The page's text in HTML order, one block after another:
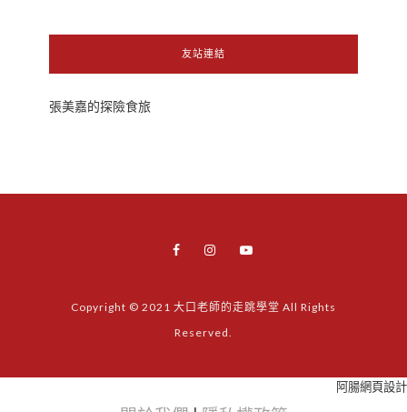
友站連結
張美嘉的探險食旅
Copyright © 2021 大口老師的走跳學堂 All Rights
Reserved.
阿腸網頁設計